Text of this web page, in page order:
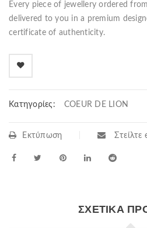
Every piece of jewellery ordered
delivered to you in a premium
certificate of authenticity.
Κατηγορίες: COEUR DE LION
Εκτύπωση Στείλτε
ΣΧΕΤΙΚΆ